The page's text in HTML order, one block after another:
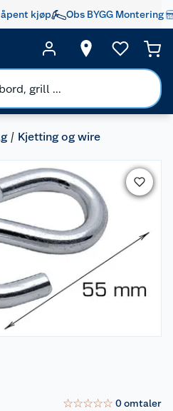
åpent kjøp Obs BYGG Montering
Kjetting og wire
☆☆☆☆☆ 0omtaler